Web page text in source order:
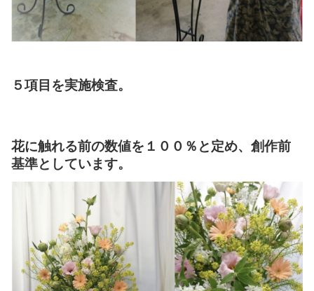
５項目を実施検査。
花に触れる前の数値を１００％と定め、 創作前
基準としています。